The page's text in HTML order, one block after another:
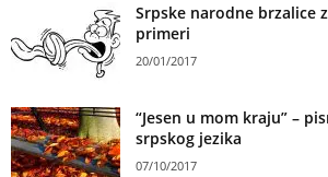
Srpske narodne brzalice
primeri
20/01/2017
“Jesen u mom kraju” –
srpskog jezika
07/10/2017